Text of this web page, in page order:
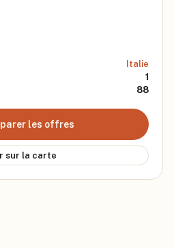
Italie
1
88
les offres
sur la carte